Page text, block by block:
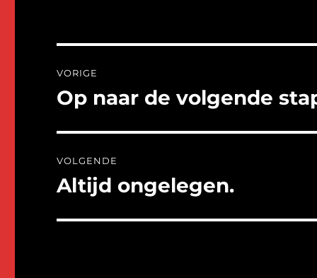
navigatie
VORIGE
Vorig
Op naar de volgende
VOLGENDE
Volgend
Altijd ongelegen.